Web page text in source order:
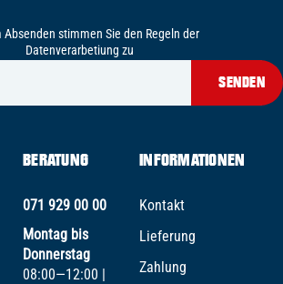
Absenden stimmen Sie den Regeln der
Datenverarbetiung zu
SENDEN
BERATUNG
071 929 00 00
Montag bis
Donnerstag
08:00—12:00 |
INFORMATIONEN
Kontakt
Lieferung
Zahlung